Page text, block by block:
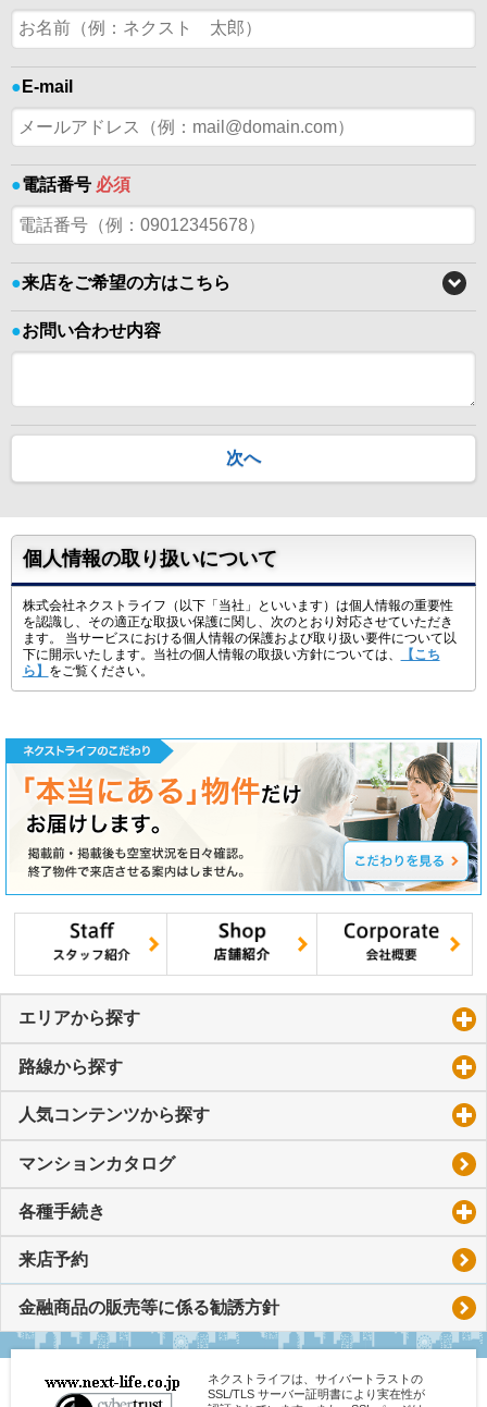
● E-mail
●電話番号 必須
●来店をご希望の方はこちら
●お問い合わせ内容
次へ
個人情報の取り扱いについて
株式会社ネクストライフ（以下「当社」といいます）は個人情報の重要性
を認識し、その適正な取扱い保護に関し、次のとおり対応させていただき
ます。 当サービスにおける個人情報の保護および取り扱い要件について以
下に開示いたします。当社の個人情報の取扱い方針については、
【こち
ら】
をご覧ください。
エリアから探す
路線から探す
人気コンテンツから探す
マンションカタログ
各種手続き
来店予約
金融商品の販売等に係る勧誘方針
ネクストライフは、サイバートラストの
SSL/TLS サーバー証明書により実在性が